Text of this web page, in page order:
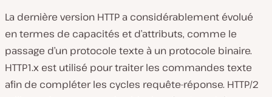
La dernière version HTTP a considérablement évolué
en termes de capacités et d’attributs, comme le
passage d’un protocole texte à un protocole binaire.
HTTP1.x est utilisé pour traiter les commandes texte
afin de compléter les cycles requête-réponse. HTTP/2